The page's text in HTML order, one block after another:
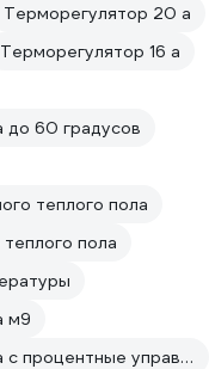
Терморегулятор 20 а
Терморегулятор 16 а
до 60 градусов
теплого пола
пола
м9
Терморегулятор для теплого пола с процентные управлением